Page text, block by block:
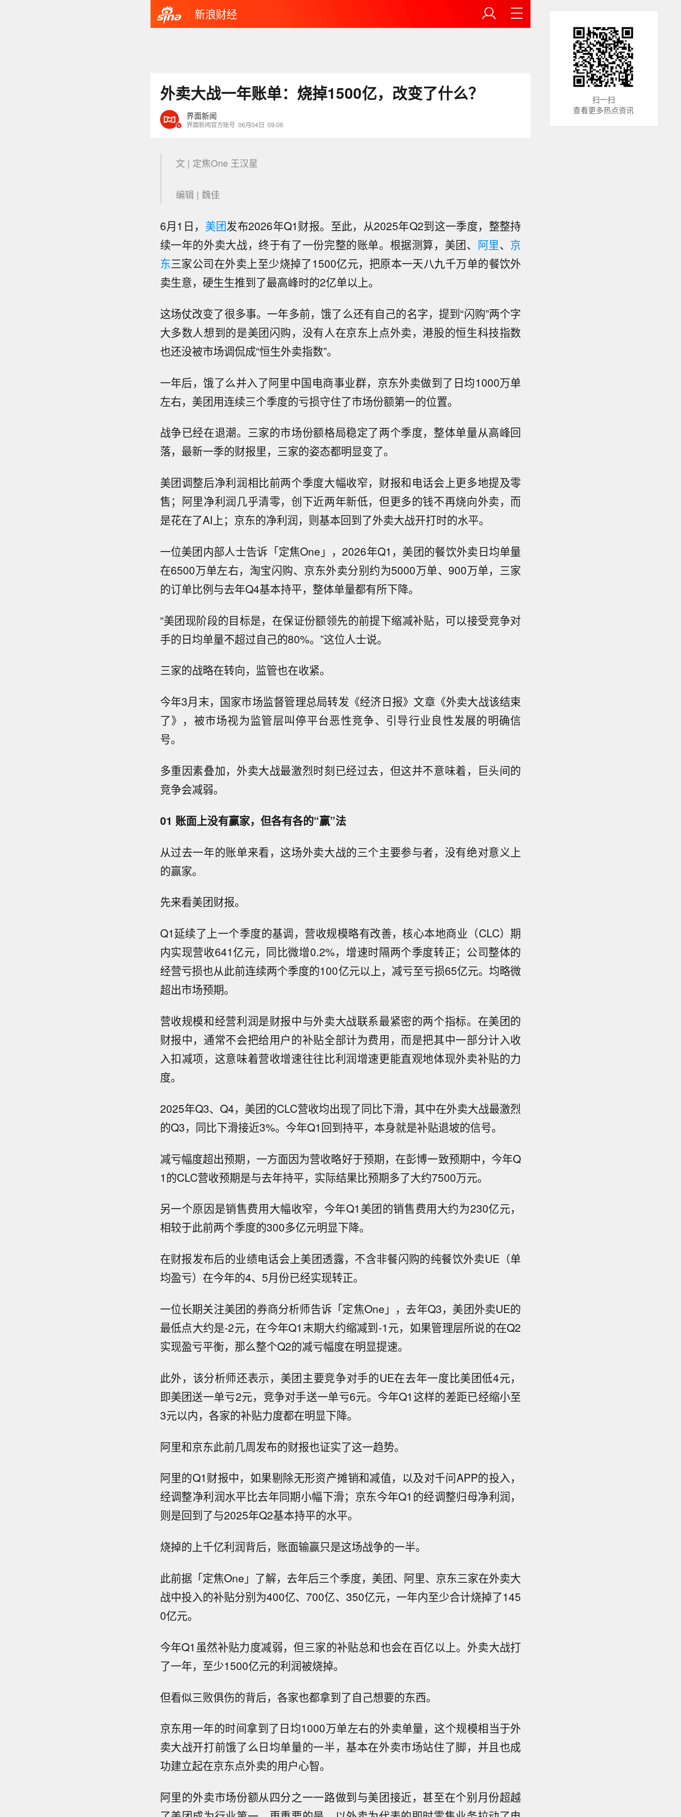
新浪财经
外卖大战一年账单：烧掉1500亿，改变了什么？
界面新闻
界面新闻官方账号 06月04日 09:06
文 | 定焦One 王汉星
编辑 | 魏佳
6月1日， 美团发布2026年Q1财报。至此，从2025年Q2到这一季度，整整持
续一年的外卖大战，终于有了一份完整的账单。根据测算，美团、 阿里、 京
东三家公司在外卖上至少烧掉了1500亿元，把原本一天八九千万单的餐饮外
卖生意，硬生生推到了最高峰时的2亿单以上。
这场仗改变了很多事。一年多前，饿了么还有自己的名字，提到“闪购”两个字
大多数人想到的是美团闪购，没有人在京东上点外卖，港股的恒生科技指数
也还没被市场调侃成“恒生外卖指数”。
一年后，饿了么并入了阿里中国电商事业群，京东外卖做到了日均1000万单
左右，美团用连续三个季度的亏损守住了市场份额第一的位置。
战争已经在退潮。三家的市场份额格局稳定了两个季度，整体单量从高峰回
落，最新一季的财报里，三家的姿态都明显变了。
美团调整后净利润相比前两个季度大幅收窄，财报和电话会上更多地提及零
售；阿里净利润几乎清零，创下近两年新低，但更多的钱不再烧向外卖，而
是花在了AI上；京东的净利润，则基本回到了外卖大战开打时的水平。
一位美团内部人士告诉「定焦One」，2026年Q1，美团的餐饮外卖日均单量
在6500万单左右，淘宝闪购、京东外卖分别约为5000万单、900万单，三家
的订单比例与去年Q4基本持平，整体单量都有所下降。
“美团现阶段的目标是，在保证份额领先的前提下缩减补贴，可以接受竞争对
手的日均单量不超过自己的80%。”这位人士说。
三家的战略在转向，监管也在收紧。
今年3月末，国家市场监督管理总局转发《经济日报》文章《外卖大战该结束
了》，被市场视为监管层叫停平台恶性竞争、引导行业良性发展的明确信
号。
多重因素叠加，外卖大战最激烈时刻已经过去，但这并不意味着，巨头间的
竞争会减弱。
01 账面上没有赢家，但各有各的“赢”法
从过去一年的账单来看，这场外卖大战的三个主要参与者，没有绝对意义上
的赢家。
先来看美团财报。
Q1延续了上一个季度的基调，营收规模略有改善，核心本地商业（CLC）期
内实现营收641亿元，同比微增0.2%，增速时隔两个季度转正；公司整体的
经营亏损也从此前连续两个季度的100亿元以上，减亏至亏损65亿元。均略微
超出市场预期。
营收规模和经营利润是财报中与外卖大战联系最紧密的两个指标。在美团的
财报中，通常不会把给用户的补贴全部计为费用，而是把其中一部分计入收
入扣减项，这意味着营收增速往往比利润增速更能直观地体现外卖补贴的力
度。
2025年Q3、Q4，美团的CLC营收均出现了同比下滑，其中在外卖大战最激烈
的Q3，同比下滑接近3%。今年Q1回到持平，本身就是补贴退坡的信号。
减亏幅度超出预期，一方面因为营收略好于预期，在彭博一致预期中，今年Q
1的CLC营收预期是与去年持平，实际结果比预期多了大约7500万元。
另一个原因是销售费用大幅收窄，今年Q1美团的销售费用大约为230亿元，
相较于此前两个季度的300多亿元明显下降。
在财报发布后的业绩电话会上美团透露，不含非餐闪购的纯餐饮外卖UE（单
均盈亏）在今年的4、5月份已经实现转正。
一位长期关注美团的券商分析师告诉「定焦One」，去年Q3，美团外卖UE的
最低点大约是-2元，在今年Q1末期大约缩减到-1元，如果管理层所说的在Q2
实现盈亏平衡，那么整个Q2的减亏幅度在明显提速。
此外，该分析师还表示，美团主要竞争对手的UE在去年一度比美团低4元，
即美团送一单亏2元，竞争对手送一单亏6元。今年Q1这样的差距已经缩小至
3元以内，各家的补贴力度都在明显下降。
阿里和京东此前几周发布的财报也证实了这一趋势。
阿里的Q1财报中，如果剔除无形资产摊销和减值，以及对千问APP的投入，
经调整净利润水平比去年同期小幅下滑；京东今年Q1的经调整归母净利润，
则是回到了与2025年Q2基本持平的水平。
烧掉的上千亿利润背后，账面输赢只是这场战争的一半。
此前据「定焦One」了解，去年后三个季度，美团、阿里、京东三家在外卖大
战中投入的补贴分别为400亿、700亿、350亿元，一年内至少合计烧掉了145
0亿元。
今年Q1虽然补贴力度减弱，但三家的补贴总和也会在百亿以上。外卖大战打
了一年，至少1500亿元的利润被烧掉。
但看似三败俱伤的背后，各家也都拿到了自己想要的东西。
京东用一年的时间拿到了日均1000万单左右的外卖单量，这个规模相当于外
卖大战开打前饿了么日均单量的一半，基本在外卖市场站住了脚，并且也成
功建立起在京东点外卖的用户心智。
阿里的外卖市场份额从四分之一一路做到与美团接近，甚至在个别月份超越
扫一扫
查看更多热点资讯